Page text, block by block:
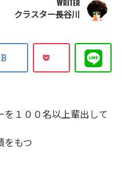
WRITER
クラスター長谷川
を１００名以上輩出して
をもつ